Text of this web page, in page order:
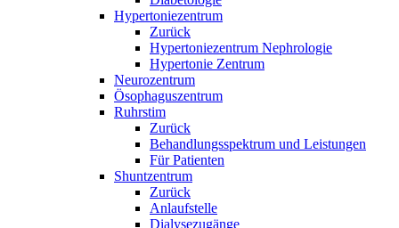
Hypertoniezentrum
Zurück
Hypertoniezentrum Nephrologie
Hypertonie Zentrum
Neurozentrum
Ösophaguszentrum
Ruhrstim
Zurück
Behandlungsspektrum und Leistungen
Für Patienten
Shuntzentrum
Zurück
Anlaufstelle
Dialysezugänge